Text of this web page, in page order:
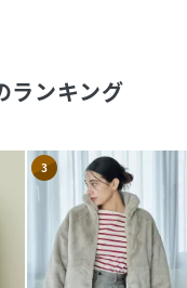
ランキング
3